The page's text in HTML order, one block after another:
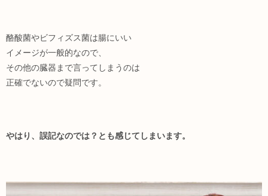
酪酸菌やビフィズス菌は腸にいい
イメージが一般的なので、
その他の臓器まで言ってしまうのは
正確でないので疑問です。
やはり、誤記なのでは？とも感じてしまいます。